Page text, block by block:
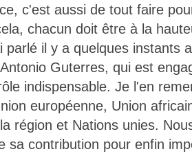
c'est aussi de tout faire
chacun doit être à la
parlé il y a quelques instants
Guterres, qui est
indispensable. Je l'en
européenne, Union
région et Nations unies.
sa contribution pour enfin